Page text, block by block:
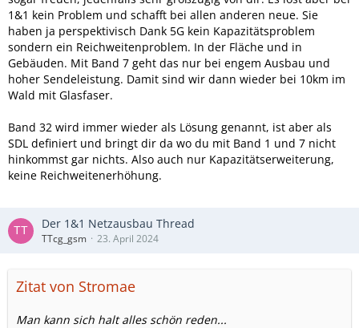
1&1 kein Problem und schafft bei allen anderen neue. Sie
haben ja perspektivisch Dank 5G kein Kapazitätsproblem
sondern ein Reichweitenproblem. In der Fläche und in
Gebäuden. Mit Band 7 geht das nur bei engem Ausbau und
hoher Sendeleistung. Damit sind wir dann wieder bei 10km im
Wald mit Glasfaser.
Band 32 wird immer wieder als Lösung genannt, ist aber als
SDL definiert und bringt dir da wo du mit Band 1 und 7 nicht
hinkommst gar nichts. Also auch nur Kapazitätserweiterung,
keine Reichweitenerhöhung.
Der 1&1 Netzausbau Thread
TTcg_gsm 23. April 2024
Zitat von Stromae
Man kann sich halt alles schön reden...